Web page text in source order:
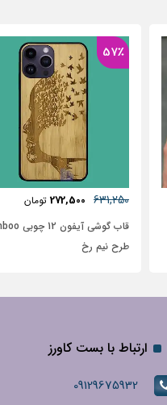
37٪
481,250
306,250 تومان
قاب آیفون آیفون 12
گل آبی با زمینه سفید
ارتباط با بست کاورز
09129675932